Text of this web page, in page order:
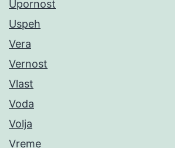
Upornost
Uspeh
Vera
Vernost
Vlast
Voda
Volja
Vreme